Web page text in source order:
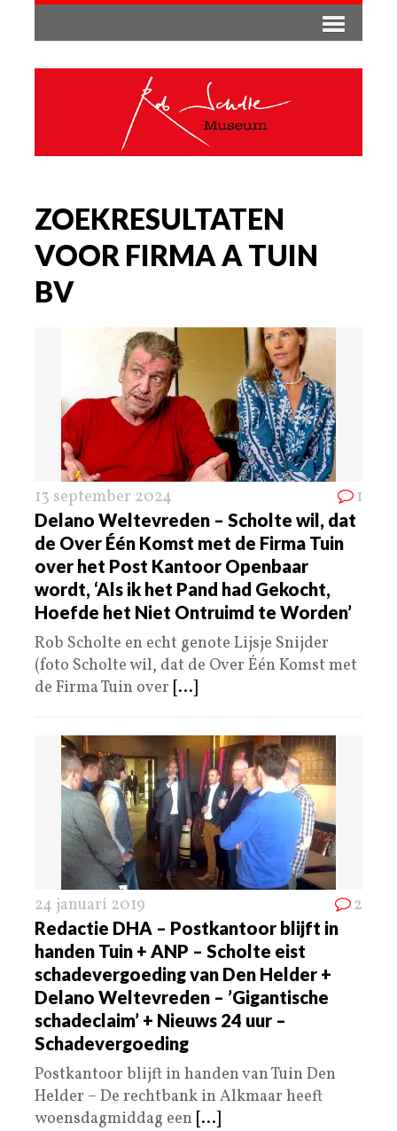
ZOEKRESULTATEN
VOOR FIRMA A TUIN
BV
13 september 2024 1
Delano Weltevreden – Scholte wil, dat
de Over Één Komst met de Firma Tuin
over het Post Kantoor Openbaar
wordt, ‘Als ik het Pand had Gekocht,
Hoefde het Niet Ontruimd te Worden’
Rob Scholte en echt genote Lijsje Snijder
(foto Scholte wil, dat de Over Één Komst met
de Firma Tuin over [...]
24 januari 2019 2
Redactie DHA – Postkantoor blijft in
handen Tuin + ANP – Scholte eist
schadevergoeding van Den Helder +
Delano Weltevreden – ’Gigantische
schadeclaim’ + Nieuws 24 uur –
Schadevergoeding
Postkantoor blijft in handen van Tuin Den
Helder – De rechtbank in Alkmaar heeft
woensdagmiddag een [...]